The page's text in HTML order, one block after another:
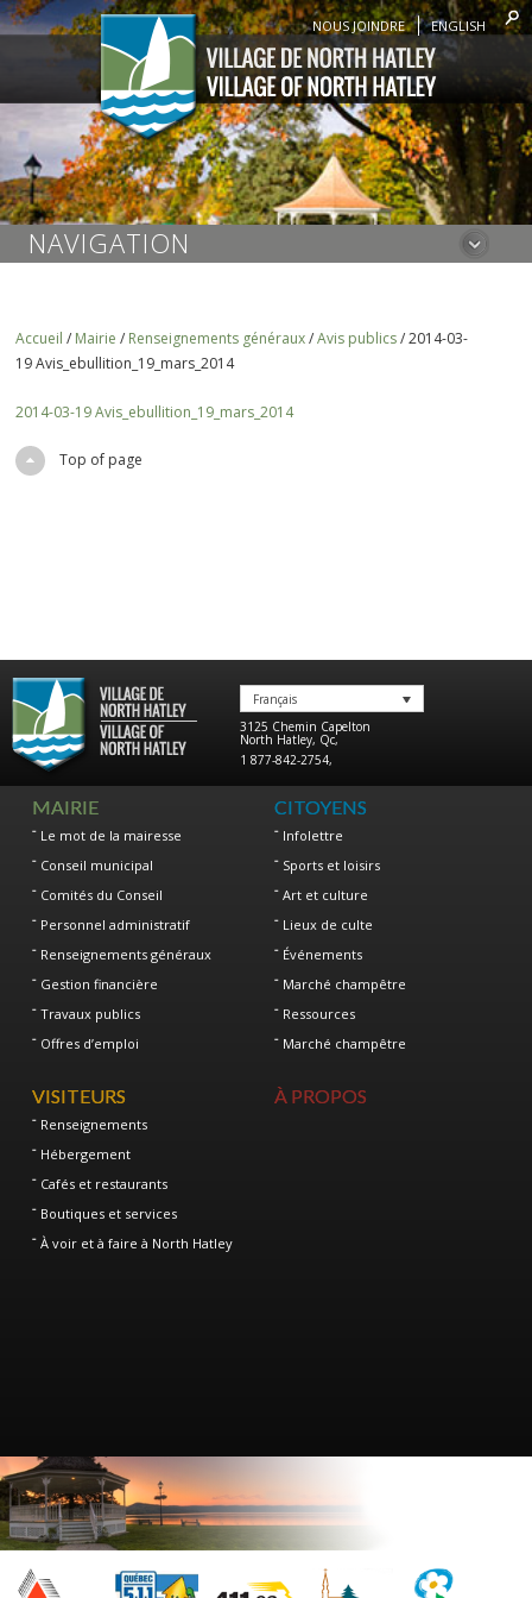
NOUS JOINDRE ENGLISH
NAVIGATION
Accueil / Mairie / Renseignements généraux/Avis publics/2014-03-
19 Avis_ebullition_19_mars_2014
2014-03-19 Avis_ebullition_19_mars_2014
Top of page
Français
3125 Chemin Capelton
North Hatley, Qc,
1 877-842-2754,
MAIRIE
Le mot de la mairesse
Conseil municipal
Comités du Conseil
Personnel administratif
Renseignements généraux
Gestion financière
Travaux publics
Offres d’emploi
CITOYENS
Infolettre
Sports et loisirs
Art et culture
Lieux de culte
Événements
Marché champêtre
Ressources
Marché champêtre
VISITEURS
Renseignements
Hébergement
Cafés et restaurants
Boutiques et services
À voir et à faire à North Hatley
À PROPOS